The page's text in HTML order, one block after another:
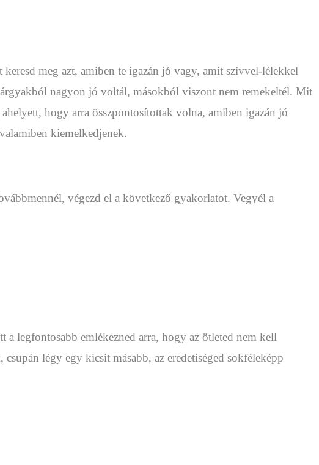
meg azt, amiben te igazán jó vagy, amit szívvel-lélekkel
nagyon jó voltál, másokból viszont nem remekeltél. Mit
hogy arra összpontosítottak volna, amiben igazán jó
kiemelkedjenek.
végezd el a következő gyakorlatot. Vegyél a
legfontosabb emlékezned arra, hogy az ötleted nem kell
légy egy kicsit másabb, az eredetiséged sokféleképp